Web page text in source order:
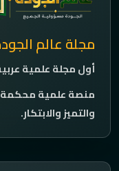
مجلة عالم
أول مجلة علمية
منصة علمية محكمة
والتميز والابتكار.